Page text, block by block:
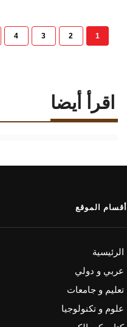
1
2
3
4
اقرأ أيضا
أقسام الموقع
الرئيسية
عربي و دولي
تعليم و جامعات
علوم و تكنولوجيا